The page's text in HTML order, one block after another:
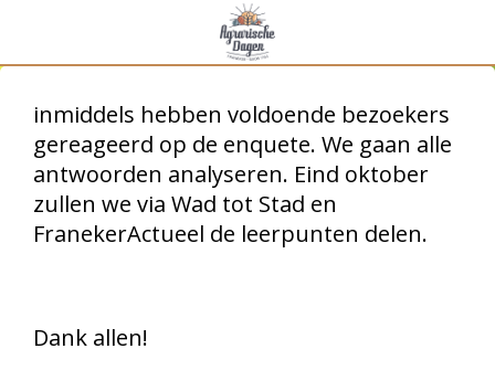
inmiddels hebben voldoende bezoekers
gereageerd op de enquete. We gaan alle
antwoorden analyseren. Eind oktober
zullen we via Wad tot Stad en
FranekerActueel de leerpunten delen.
Dank allen!